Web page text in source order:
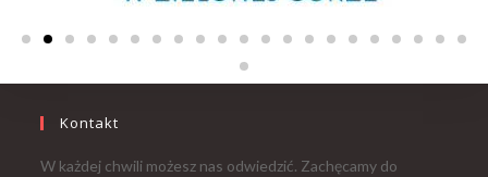
Kontakt
W każdej chwili możesz nas odwiedzić. Zachęcamy do